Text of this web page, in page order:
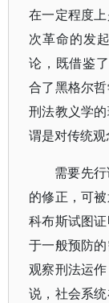
在一定程度
次革命的发
论，既借鉴
合了黑格尔
刑法教义学
谓是对传统观
需要先
的修正，可
科布斯试图
于一般预防
观察刑法运
说，社会系